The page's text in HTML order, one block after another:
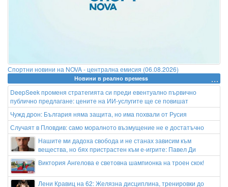
Спортни новини на NOVA - централна емисия (06.08.2026)
Новини в реално времеss
DeepSeek променя стратегията си преди евентуално първично
публично предлагане: цените на ИИ-услугите ще се повишат
Чужд дрон: България няма защита, но има похвали от Русия
Случаят в Пловдив: само моралното възмущение не е достатъчно
Нашите ми дадоха свобода и не станах зависим към
вещества, но бях пристрастен към е-игрите: Павел Ди
Виктория Ангелова е световна шампионка на троен скок!
Лени Кравиц на 62: Желязна дисциплина, тренировки до